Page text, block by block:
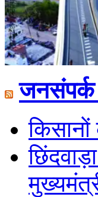
किसानों